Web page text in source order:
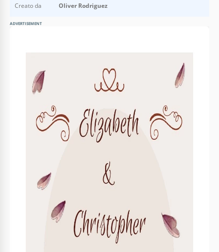
Creato da
Oliver Rodriguez
ADVERTISEMENT